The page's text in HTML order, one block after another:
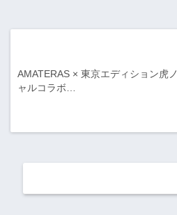
AMATERAS × 東京エディション虎
ャルコラボ…